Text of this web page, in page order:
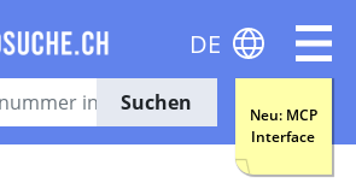
Suchen
Neu: MCP
Interface
DE